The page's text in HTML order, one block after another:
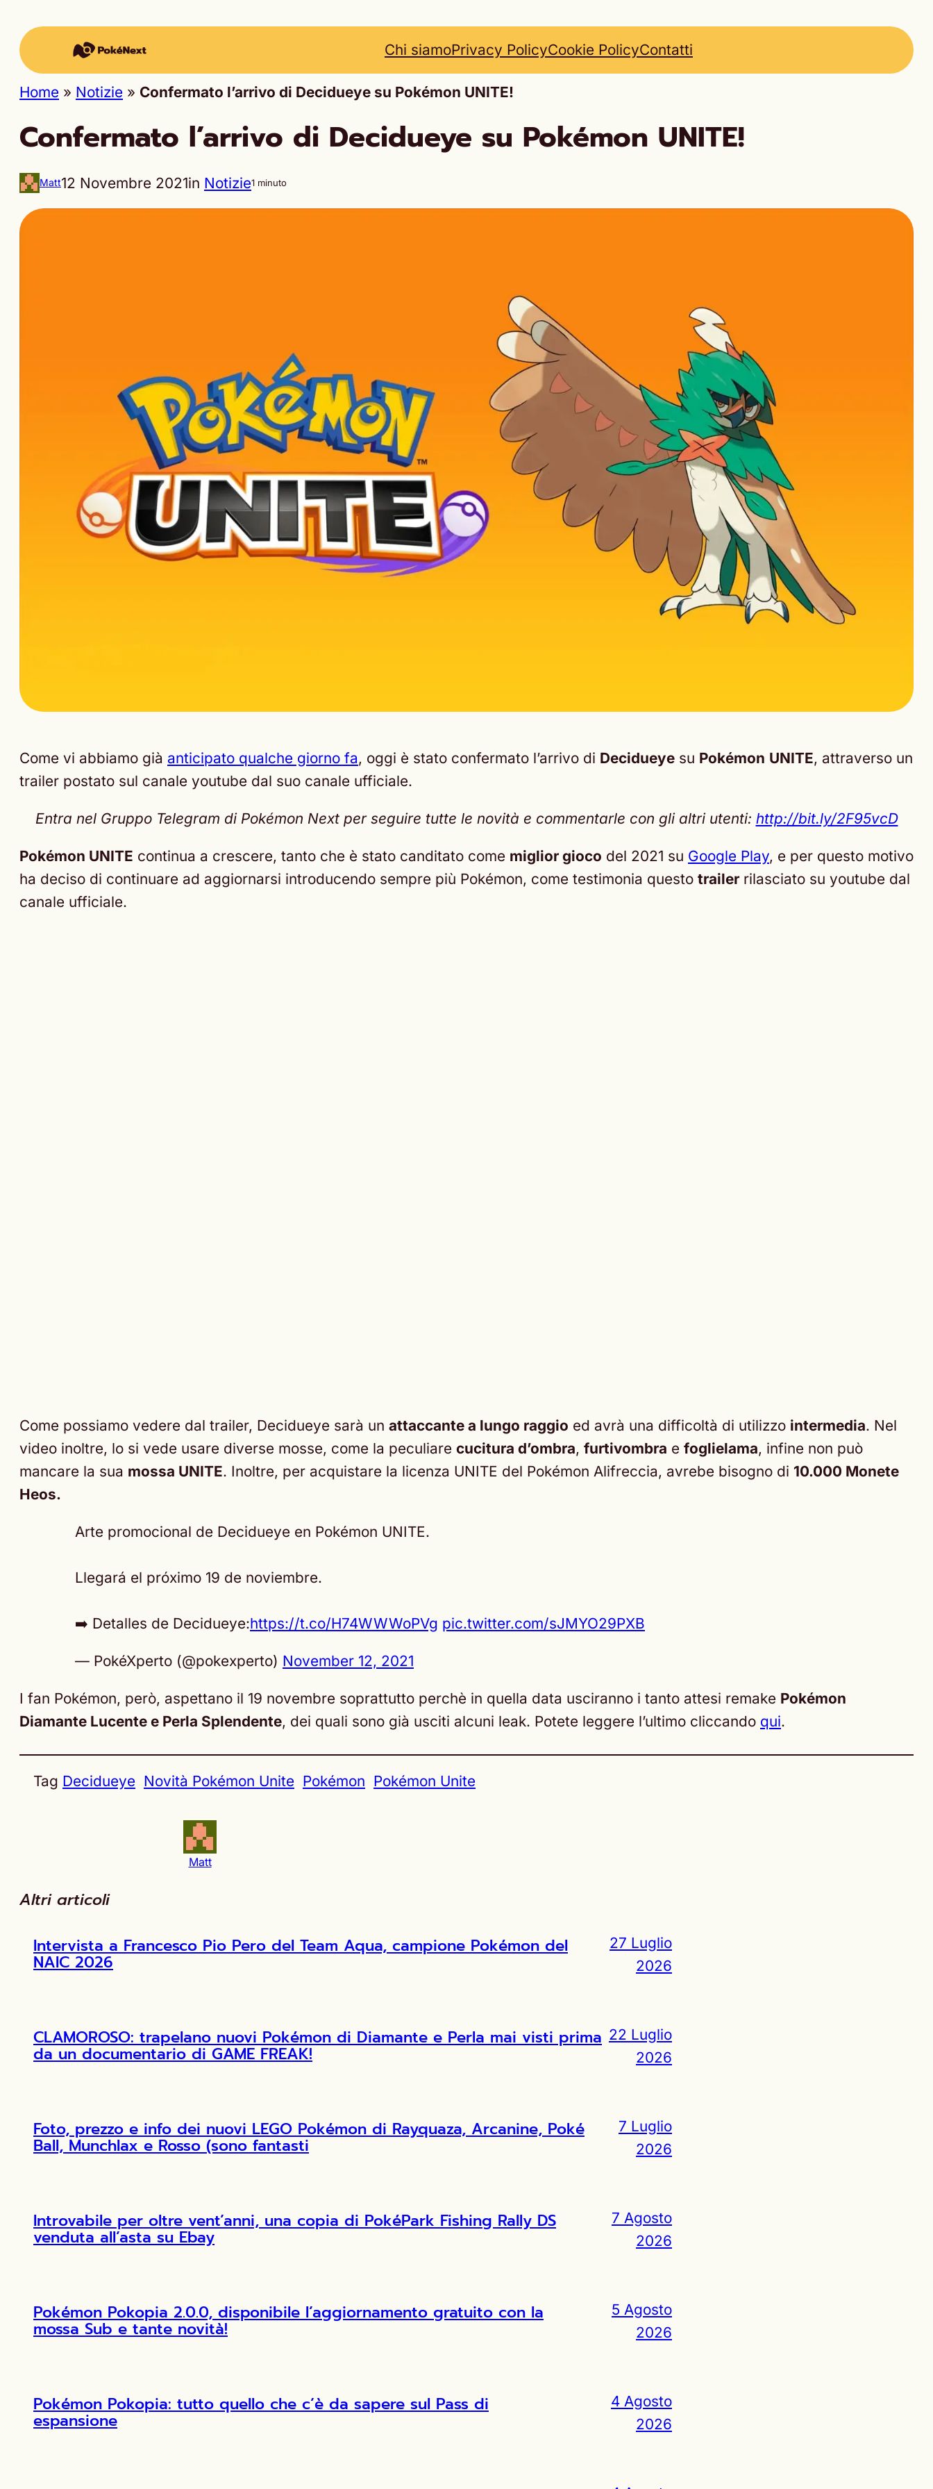
Chi siamoPrivacy PolicyCookie PolicyContatti
Home » Notizie » Confermato l’arrivo di Decidueye su Pokémon UNITE!
Confermato l’arrivo di Decidueye su Pokémon UNITE!
Matt12 Novembre 2021in Notizie1 minuto
Come vi abbiamo già anticipato qualche giorno fa, oggi è stato confermato l’arrivo di Decidueye su Pokémon UNITE, attraverso un
trailer postato sul canale youtube dal suo canale ufficiale.
Entra nel Gruppo Telegram di Pokémon Next per seguire tutte le novità e commentarle con gli altri utenti: http://bit.ly/2F95vcD
Pokémon UNITE continua a crescere, tanto che è stato canditato come miglior gioco del 2021 su Google Play, e per questo motivo
ha deciso di continuare ad aggiornarsi introducendo sempre più Pokémon, come testimonia questo trailer rilasciato su youtube dal
canale ufficiale.
Come possiamo vedere dal trailer, Decidueye sarà un attaccante a lungo raggio ed avrà una difficoltà di utilizzo intermedia. Nel
video inoltre, lo si vede usare diverse mosse, come la peculiare cucitura d’ombra, furtivombra e foglielama, infine non può
mancare la sua mossa UNITE. Inoltre, per acquistare la licenza UNITE del Pokémon Alifreccia, avrebe bisogno di 10.000 Monete
Heos.
Arte promocional de Decidueye en Pokémon UNITE.
Llegará el próximo 19 de noviembre.
➡️ Detalles de Decidueye:https://t.co/H74WWWoPVg pic.twitter.com/sJMYO29PXB
— PokéXperto (@pokexperto) November 12, 2021
I fan Pokémon, però, aspettano il 19 novembre soprattutto perchè in quella data usciranno i tanto attesi remake Pokémon
Diamante Lucente e Perla Splendente, dei quali sono già usciti alcuni leak. Potete leggere l’ultimo cliccando qui.
Tag Decidueye Novità Pokémon Unite Pokémon Pokémon Unite
Matt
Altri articoli
Intervista a Francesco Pio Pero del Team Aqua, campione Pokémon del
NAIC 2026
27 Luglio
2026
CLAMOROSO: trapelano nuovi Pokémon di Diamante e Perla mai visti prima
da un documentario di GAME FREAK!
22 Luglio
2026
Foto, prezzo e info dei nuovi LEGO Pokémon di Rayquaza, Arcanine, Poké
Ball, Munchlax e Rosso (sono fantasti
7 Luglio
2026
Introvabile per oltre vent’anni, una copia di PokéPark Fishing Rally DS
venduta all’asta su Ebay
7 Agosto
2026
Pokémon Pokopia 2.0.0, disponibile l’aggiornamento gratuito con la
mossa Sub e tante novità!
5 Agosto
2026
Pokémon Pokopia: tutto quello che c’è da sapere sul Pass di
espansione
4 Agosto
2026